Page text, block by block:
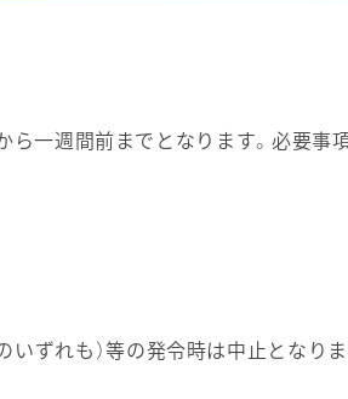
一週間前までとなります。必要事
いずれも）等の発令時は中止とな